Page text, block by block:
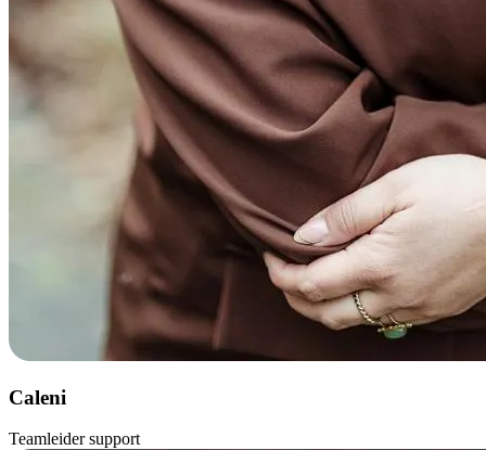
Caleni
Teamleider support